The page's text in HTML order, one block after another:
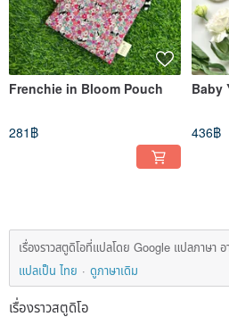
Frenchie in Bloom Pouch
281฿
Baby
436฿
เรื่องราวสตูดิโอที่แปลโดย Google แปลภาษา
แปลเป็น ไทย
ดูภาษาเดิม
เรื่องราวสตูดิโอ